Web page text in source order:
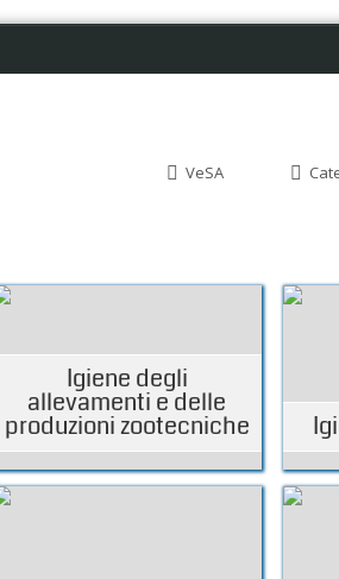
VeSA
Igiene degli
allevamenti e delle
produzioni zootecniche